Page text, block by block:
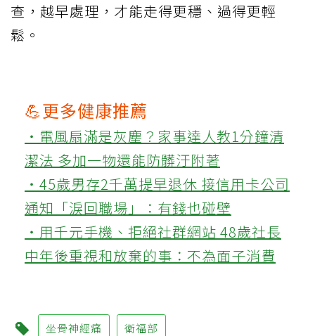
查，越早處理，才能走得更穩、過得更輕
鬆。
💪更多健康推薦
‧電風扇滿是灰塵？家事達人教1分鐘清
潔法 多加一物還能防髒汙附著
‧45歲男存2千萬提早退休 接信用卡公司
通知「淚回職場」：有錢也碰壁
‧用千元手機、拒絕社群網站 48歲社長
中年後重視和放棄的事：不為面子消費
坐骨神經痛 衛福部